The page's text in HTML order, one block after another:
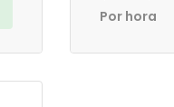
Por hora